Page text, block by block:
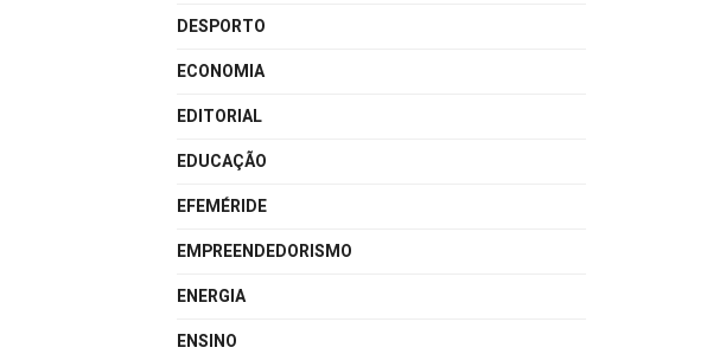
DESPORTO
ECONOMIA
EDITORIAL
EDUCAÇÃO
EFEMÉRIDE
EMPREENDEDORISMO
ENERGIA
ENSINO